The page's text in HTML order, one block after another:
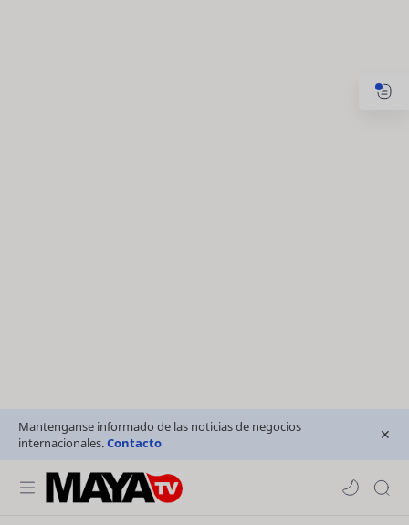
Mantenganse informado de las noticias de negocios
internacionales.Contacto